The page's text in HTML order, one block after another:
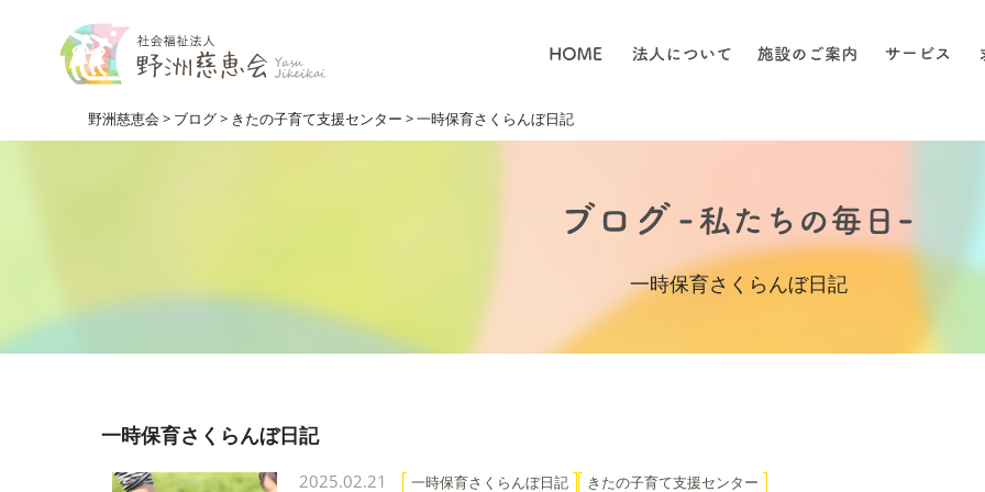
野洲慈恵会 > ブログ> きたの子育て支援センター >一時保育さくらんぼ日記
一時保育さくらんぼ日記
一時保育さくらんぼ日記
2025.02.21 一時保育さくらんぼ日記 きたの子育て支援センター